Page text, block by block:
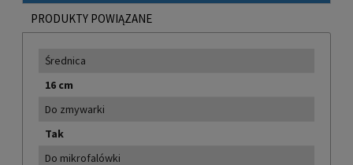
PRODUKTY POWIĄZANE
Średnica
16 cm
Do zmywarki
Tak
Do mikrofalówki